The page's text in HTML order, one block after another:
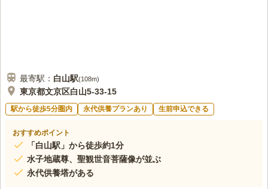
最寄駅： 白山駅(108m)
東京都文京区白山5-33-15
駅から徒歩5分圏内 永代供養プランあり 生前申込できる
おすすめポイント
「白山駅」から徒歩約1分
水子地蔵尊、聖観世音菩薩像が並ぶ
永代供養塔がある